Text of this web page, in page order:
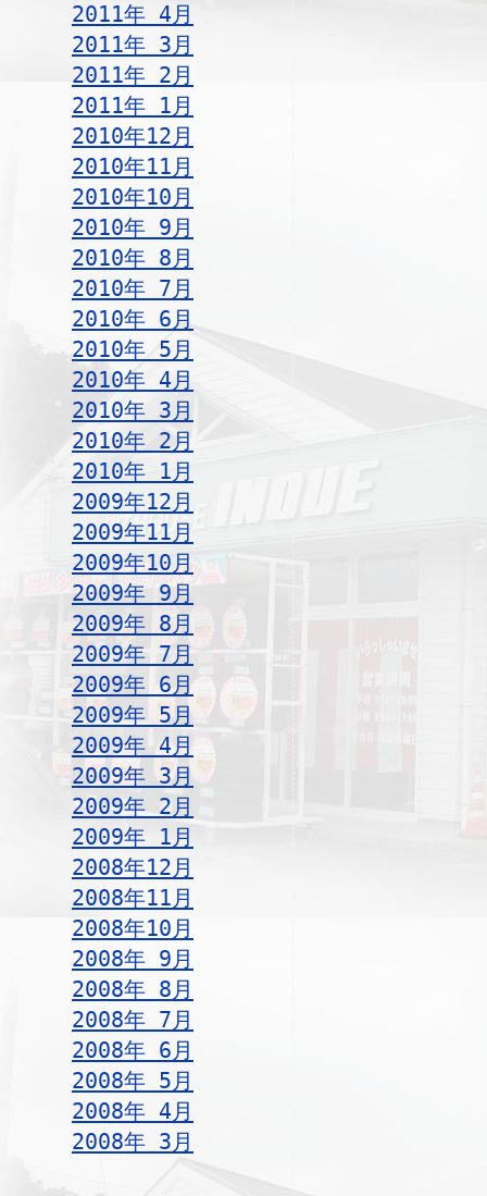
2011年 4月
2011年 3月
2011年 2月
2011年 1月
2010年12月
2010年11月
2010年10月
2010年 9月
2010年 8月
2010年 7月
2010年 6月
2010年 5月
2010年 4月
2010年 3月
2010年 2月
2010年 1月
2009年12月
2009年11月
2009年10月
2009年 9月
2009年 8月
2009年 7月
2009年 6月
2009年 5月
2009年 4月
2009年 3月
2009年 2月
2009年 1月
2008年12月
2008年11月
2008年10月
2008年 9月
2008年 8月
2008年 7月
2008年 6月
2008年 5月
2008年 4月
2008年 3月